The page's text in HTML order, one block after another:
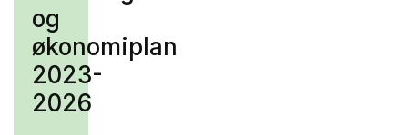
og
økonomiplan
2023-
2026